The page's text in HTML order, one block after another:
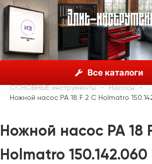
Все каталоги
Holmatro,
Спасательное оборудование
ОСНОВНЫЕ инструменты
Насосы
Ножной насос PA 18 F 2 C Holmatro
Ножной насос PA 18
Holmatro 150.142.060